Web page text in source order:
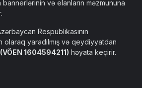
və elanların məzmununa
Respublikasının
yaradılmış və qeydiyyatdan
1604594211) həyata keçirir.